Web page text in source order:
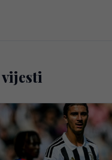
vijesti